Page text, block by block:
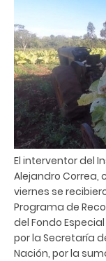
El interventor del
Alejandro Correa,
viernes se
Programa de
del Fondo
por la Secretaría
Nación, por la